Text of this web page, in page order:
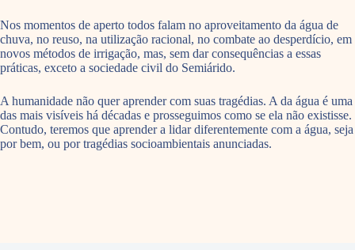
Nos momentos de aperto todos falam no aproveitamento da água de
chuva, no reuso, na utilização racional, no combate ao desperdício, em
novos métodos de irrigação, mas, sem dar consequências a essas
práticas, exceto a sociedade civil do Semiárido.
A humanidade não quer aprender com suas tragédias. A da água é uma
das mais visíveis há décadas e prosseguimos como se ela não existisse.
Contudo, teremos que aprender a lidar diferentemente com a água, seja
por bem, ou por tragédias socioambientais anunciadas.